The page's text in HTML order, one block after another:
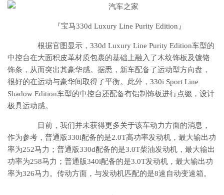
『宝马330d Luxury Line Purity Edition』
根据官图显示，330d Luxury Line Purity Edition车型的
中控台在大面积皮革材质包裹的基础上融入了木纹饰板及镀铬
饰条，从而突出其豪华感。据悉，新车配备了运动型方向盘，
很好的在运动与豪华间取得了平衡。此外，330i Sport Line
Shadow Edition车型的中控台还配备有铝制饰板进行点缀，设计
极具运动感。
目前，我们并未获得更多关于该车动力方面的消息，
作为参考，普通版330i配备的是2.0T高功率发动机，最大输出功
率为252马力；普通版330d配备的是3.0T柴油发动机，最大输出
功率为258马力；普通版340i配备的是3.0T发动机，最大输出功
率为326马力。传动方面，与发动机匹配的是8速自动变速箱。